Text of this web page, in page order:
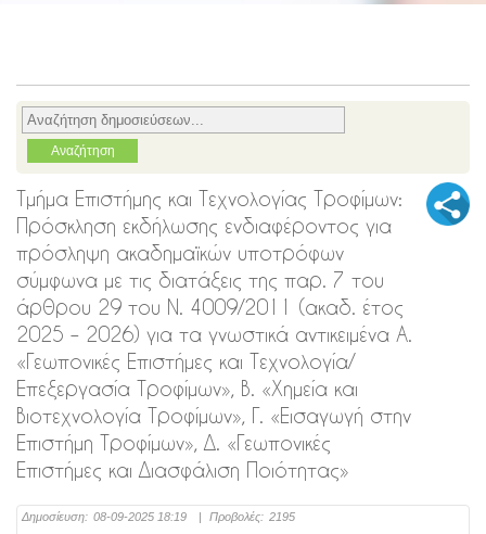
Τμήμα Επιστήμης και Τεχνολογίας Τροφίμων:
Πρόσκληση εκδήλωσης ενδιαφέροντος για
πρόσληψη ακαδημαϊκών υποτρόφων
σύμφωνα με τις διατάξεις της παρ. 7 του
άρθρου 29 του Ν. 4009/2011 (ακαδ. έτος
2025 – 2026) για τα γνωστικά αντικειμένα Α.
«Γεωπονικές Επιστήμες και Τεχνολογία/
Επεξεργασία Τροφίμων», Β. «Χημεία και
Βιοτεχνολογία Τροφίμων», Γ. «Εισαγωγή στην
Επιστήμη Τροφίμων», Δ. «Γεωπονικές
Επιστήμες και Διασφάλιση Ποιότητας»
Δημοσίευση: 08-09-2025 18:19 | Προβολές: 2195